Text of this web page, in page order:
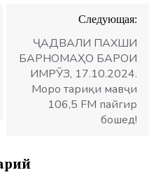
Следующая:
ҶАДВАЛИ ПАХШИ
БАРНОМАҲО БАРОИ
ИМРӮЗ, 17.10.2024.
Моро тариқи мавҷи
106,5 FM пайгир
бошед!